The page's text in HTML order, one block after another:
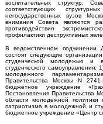
воспитательных структур.
соответствующих
негосударственных вузов
внимания Совета являются
противодействия
профилактики деструктивных
В ведомственном подчинении
состоят следующие
студенческой молодежью и в
студенческого
молодежного
Правительства Москвы N
бюджетное учреждение
Постановления Правительства
области молодежной политики
патриотизма в молодежной и
бюджетное учреждение «Центр